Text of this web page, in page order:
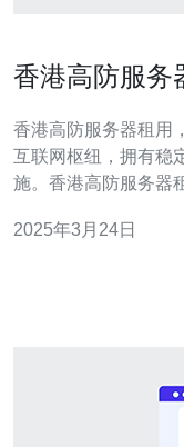
香港高防服务
香港高防服务器租用，价格实惠 香港
互联网枢纽，拥有稳
施。香港高防服务器租用具
性和速度。 低延迟：香港高防服务器与中国大陆地区距离
2025年3月24日